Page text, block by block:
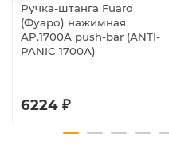
Ручка-штанга Fuaro
(Фуаро) нажимная
AP.1700A push-bar (ANTI-
PANIC 1700А)
6224 ₽